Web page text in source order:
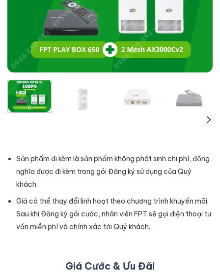
Sản phẩm đi kèm là sản phẩm không phát sinh chi phí, đồng
nghĩa được đi kèm trong gói Đăng ký sử dụng của Quý
khách.
Giá có thể thay đổi linh hoạt theo chương trình khuyến mãi.
Sau khi Đăng ký gói cước, nhân viên FPT sẽ gọi điện thoại tư
vấn miễn phí và chính xác tới Quý khách.
Giá Cước & Ưu Đãi